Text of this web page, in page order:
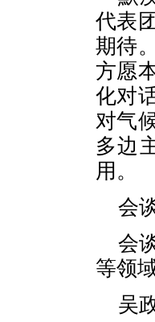
代表
期待
方愿
化对
对气
多边
用。
会
会
等领
吴